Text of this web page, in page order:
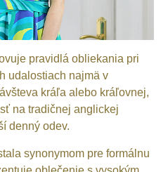
pravidlá obliekania pri
udalostiach najmä v
kráľa alebo kráľovnej,
na tradičnej anglickej
denný odev.
synonymom pre formálnu